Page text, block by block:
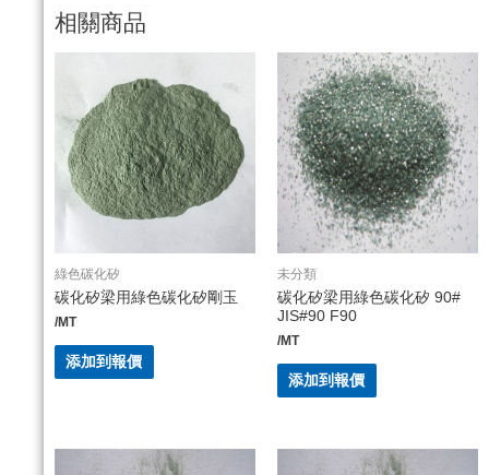
相關商品
綠色碳化矽
碳化矽梁用綠色碳化矽剛玉
/MT
添加到報價
未分類
碳化矽梁用綠色碳化矽 90#
JIS#90 F90
/MT
添加到報價